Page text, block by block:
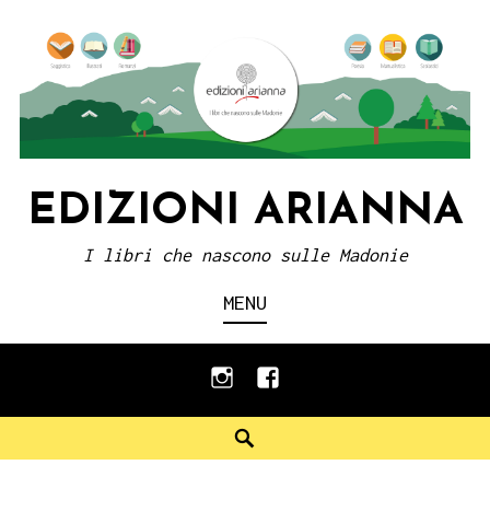
content
EDIZIONI ARIANNA
I libri che nascono sulle Madonie
MENU
instagramfacebook